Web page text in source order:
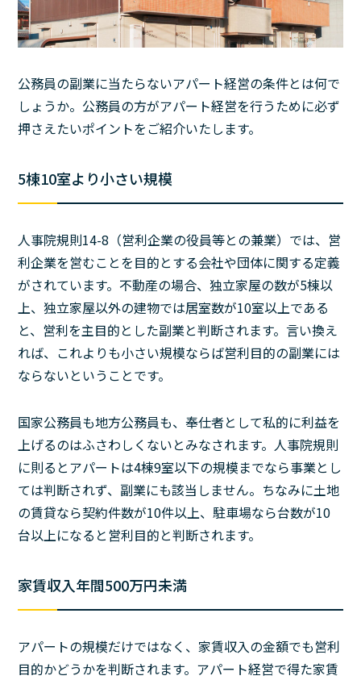
公務員の副業に当たらないアパート経営の条件とは何で
しょうか。公務員の方がアパート経営を行うために必ず
押さえたいポイントをご紹介いたします。
5棟10室より小さい規模
人事院規則14-8（営利企業の役員等との兼業）では、営
利企業を営むことを目的とする会社や団体に関する定義
がされています。不動産の場合、独立家屋の数が5棟以
上、独立家屋以外の建物では居室数が10室以上である
と、営利を主目的とした副業と判断されます。言い換え
れば、これよりも小さい規模ならば営利目的の副業には
ならないということです。
国家公務員も地方公務員も、奉仕者として私的に利益を
上げるのはふさわしくないとみなされます。人事院規則
に則るとアパートは4棟9室以下の規模までなら事業とし
ては判断されず、副業にも該当しません。ちなみに土地
の賃貸なら契約件数が10件以上、駐車場なら台数が10
台以上になると営利目的と判断されます。
家賃収入年間500万円未満
アパートの規模だけではなく、家賃収入の金額でも営利
目的かどうかを判断されます。アパート経営で得た家賃